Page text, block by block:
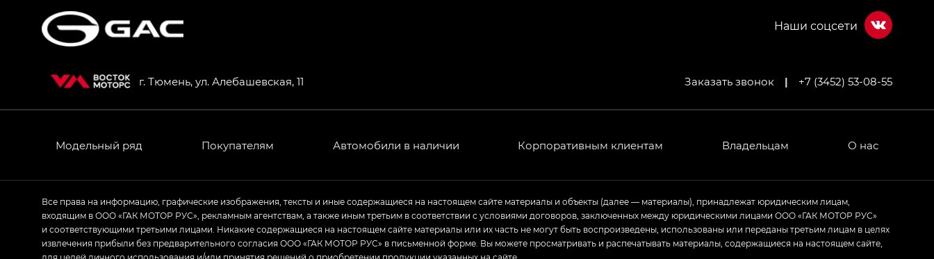
HYPTEC HT — Хайптек Эйч Ти (HYPTEC HT) в комплектации Экс ПРЕМИУМ — EX PREMIUM
GL
GS4 — Джи Эс 4 (GS4) в комплектациях Джи Би Передний привод — GB 2WD, Джи Би Полный привод — GB AWD, Джи Эль Полный привод —
Empow — Эмпау (Empow) в комплектации Джи Эс — GS, Джи Эль с элементы экстерьера в спортивном стиле — GL (S-Style)
г. Тюмень, ул. Алебашевская, 11 Заказать звонок | +7 (3452) 53-08-55
Модельный ряд Покупателям Автомобили в наличии Корпоративным клиентам Владельцам О нас
Все права на информацию, графические изображения, тексты и иные содержащиеся на настоящем сайте материалы и объекты (далее — материалы), принадлежат юридическим лицам,
входящим в ООО «ГАК МОТОР РУС», рекламным агентствам, а также иным третьим в соответствии с условиями договоров, заключенных между юридическими лицами ООО «ГАК МОТОР РУС»
и соответствующими третьими лицами. Никакие содержащиеся на настоящем сайте материалы или их часть не могут быть воспроизведены, использованы или переданы третьим лицам в целях
извлечения прибыли без предварительного согласия ООО «ГАК МОТОР РУС» в письменной форме. Вы можете просматривать и распечатывать материалы, содержащиеся на настоящем сайте,